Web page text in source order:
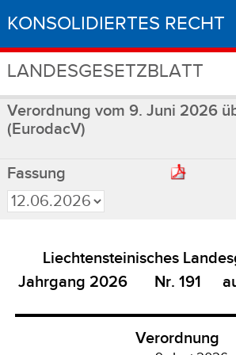
KONSOLIDIERTES RECHT
LANDESGESETZBLATT
Verordnung vom 9. Juni 2026
(EurodacV)
Fassung